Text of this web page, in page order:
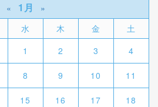
« 1月
»
水 木 金
土
1
2 3 4
8 9 10 11
15 16 17 18